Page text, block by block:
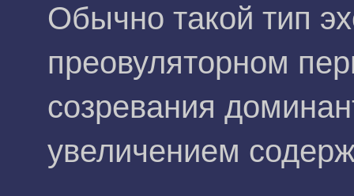
Обычно такой тип
преовуляторном
созревания
увеличением